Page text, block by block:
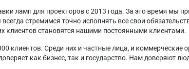
ламп для проекторов с 2013 года. За это время мы
стремимся точно исполнять все свои
клиентов становятся нашими постоянными клиентами.
клиентов. Среди них и частные лица, и коммерческие
как бизнес, так и государство. Нам доверяют